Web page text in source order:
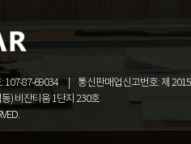
107-87-69034 통신판매업신고번호: 제
) 비잔티움 1단지 230호